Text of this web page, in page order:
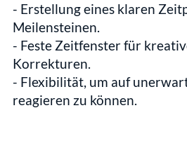
- Erstellung eines klaren
Meilensteinen.
- Feste Zeitfenster für
Korrekturen.
- Flexibilität, um auf
reagieren zu können.